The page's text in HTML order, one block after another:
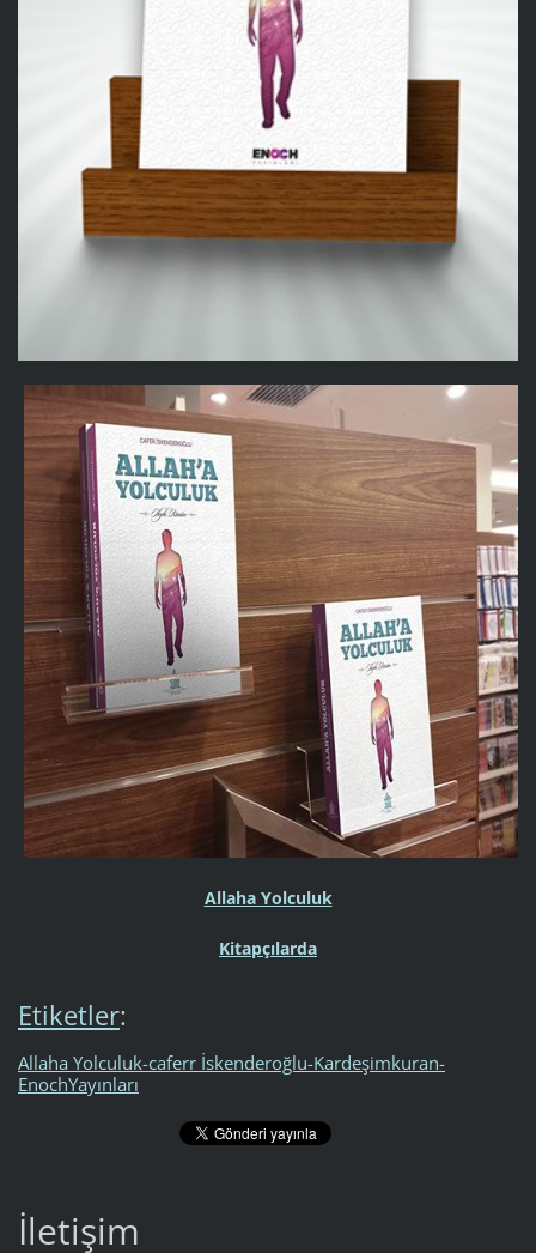
Allaha Yolculuk
Kitapçılarda
Etiketler:
Allaha Yolculuk-caferr İskenderoğlu-Kardeşimkuran-
EnochYayınları
İletişim